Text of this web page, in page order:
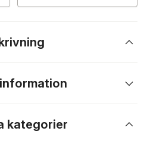
kategorier